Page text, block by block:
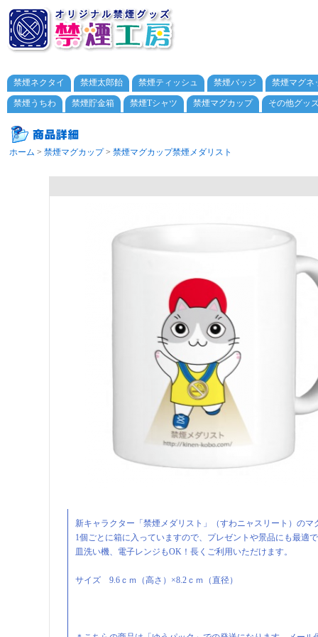
禁煙ネクタイ 禁煙太郎飴 禁煙ティッシュ 禁煙バッジ 禁煙マグネ
禁煙うちわ 禁煙貯金箱 禁煙Tシャツ 禁煙マグカップ その他グッ
ホーム > 禁煙マグカップ> 禁煙マグカップ禁煙メダリスト
新キャラクター「禁煙メダリスト」（すわニャスリート）のマ
1個ごとに箱に入っていますので、プレゼントや景品にも最適で
皿洗い機、電子レンジもOK！長くご利用いただけます。
サイズ 9.6ｃｍ（高さ）×8.2ｃｍ（直径）